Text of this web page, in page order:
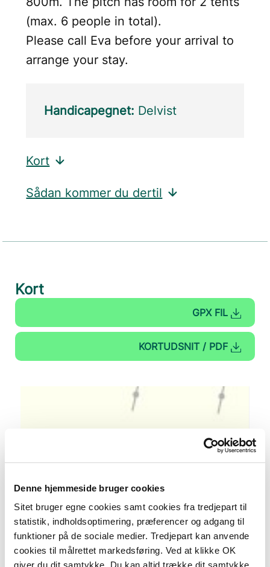
Denne hjemmeside bruger cookies
Sitet bruger egne cookies samt cookies fra tredjepart til
statistik, indholdsoptimering, præferencer og adgang til
funktioner på de sociale medier. Tredjepart kan anvende
cookies til målrettet markedsføring. Ved at klikke OK
giver du dit samtykke. Du kan altid trække dit samtykke
(max. 6 people in total).
Please call Eva before your arrival to
arrange your stay.
Handicapegnet: Delvist
Kort
Sådan kommer du dertil
Kort
GPX FIL
KORTUDSNIT / PDF
+